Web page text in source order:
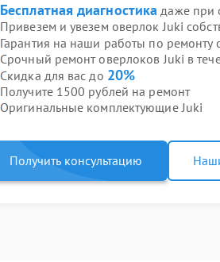
Бесплатная диагностика даже при
Привезем и увезем оверлок Juki
Гарантия на наши работы по ремонту
Срочный ремонт оверлоков Juki в
Скидка для вас до 20%
Получите 1500 рублей на ремонт
Оригинальные комплектующие Juki
Получить консультацию